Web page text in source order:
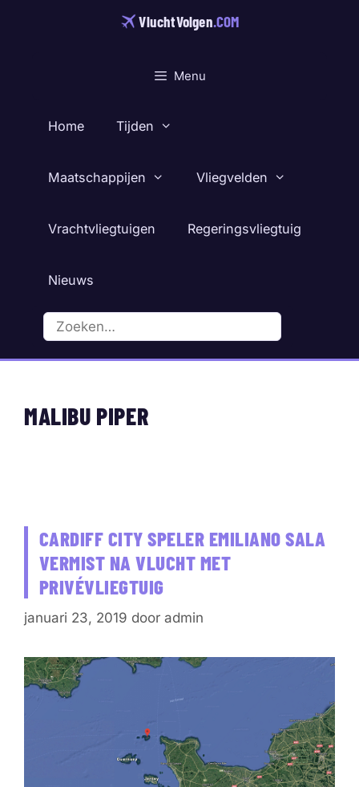
VluchtVolgen.COM
Menu
Home Tijden
Maatschappijen Vliegvelden
Vrachtvliegtuigen Regeringsvliegtuig
Nieuws
MALIBU PIPER
CARDIFF CITY SPELER EMILIANO SALA
VERMIST NA VLUCHT MET
PRIVÉVLIEGTUIG
januari 23, 2019 door admin